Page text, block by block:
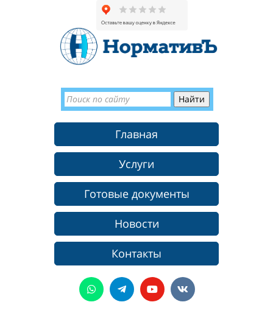
Главная
Услуги
Готовые документы
Новости
Контакты